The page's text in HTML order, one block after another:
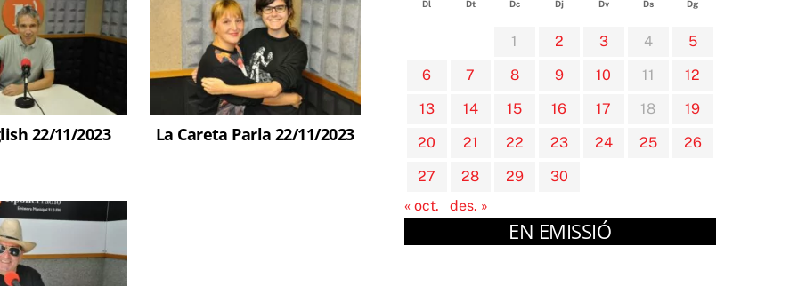
22/11/2023 La Careta Parla 22/11/2023
Dl Dt Dc Dj Dv Ds Dg
1 2 3 4
5
6
7 8 9 10 11
12
13
14 15 16 17 18
19
20
21 22 23 24 25
26
27
28 29
30
« oct.
des. »
EN EMISSIÓ